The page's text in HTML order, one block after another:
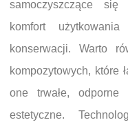
samoczyszczące się
komfort
konserwacji. Warto
kompozytowych, które
one trwałe, odporne
estetyczne.